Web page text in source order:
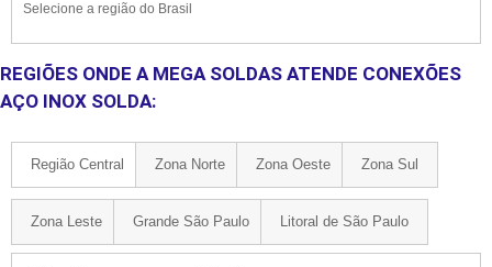
Selecione a região do Brasil
REGIÕES ONDE A MEGA SOLDAS ATENDE CONEXÕES
AÇO INOX SOLDA:
Região Central Zona Norte Zona Oeste Zona Sul
Zona Leste Grande São Paulo Litoral de São Paulo